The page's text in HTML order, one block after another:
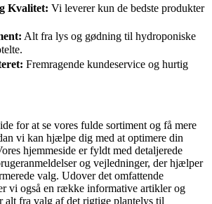
Kvalitet: Vi leverer kun de bedste produkter
Alt fra lys og gødning til hydroponiske
Fremragende kundeservice og hurtig
for at se vores fulde sortiment og få mere
vi kan hjælpe dig med at optimere din
hjemmeside er fyldt med detaljerede
og vejledninger, der hjælper
valg. Udover det omfattende
vi også en række informative artikler og
alt fra valg af det rigtige plantelys til